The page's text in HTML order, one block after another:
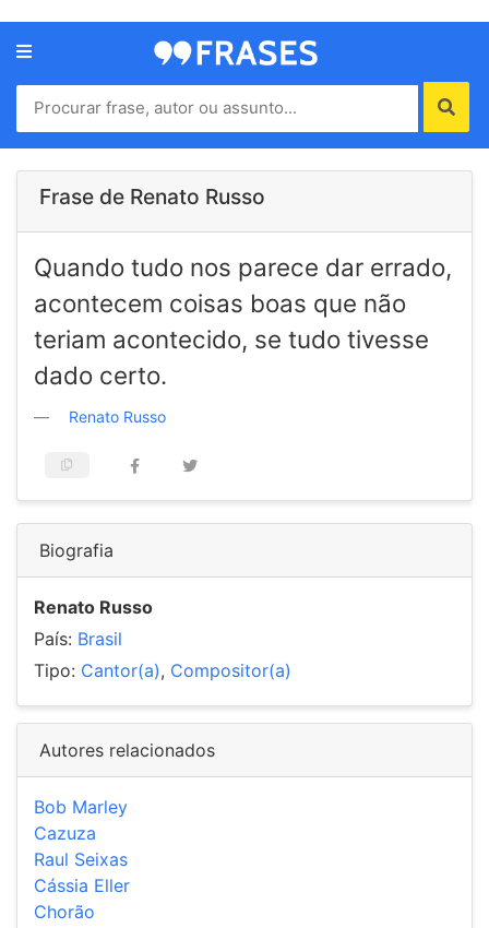
Menu
Home
Autores
de
Contato
Frase de Renato Russo
Quando tudo nos parece dar errado,
acontecem coisas boas que não
teriam acontecido, se tudo tivesse
dado certo.
Renato Russo
Biografia
Renato Russo
País: Brasil
Tipo: Cantor(a), Compositor(a)
Autores relacionados
Bob Marley
Cazuza
Raul Seixas
Cássia Eller
Chorão